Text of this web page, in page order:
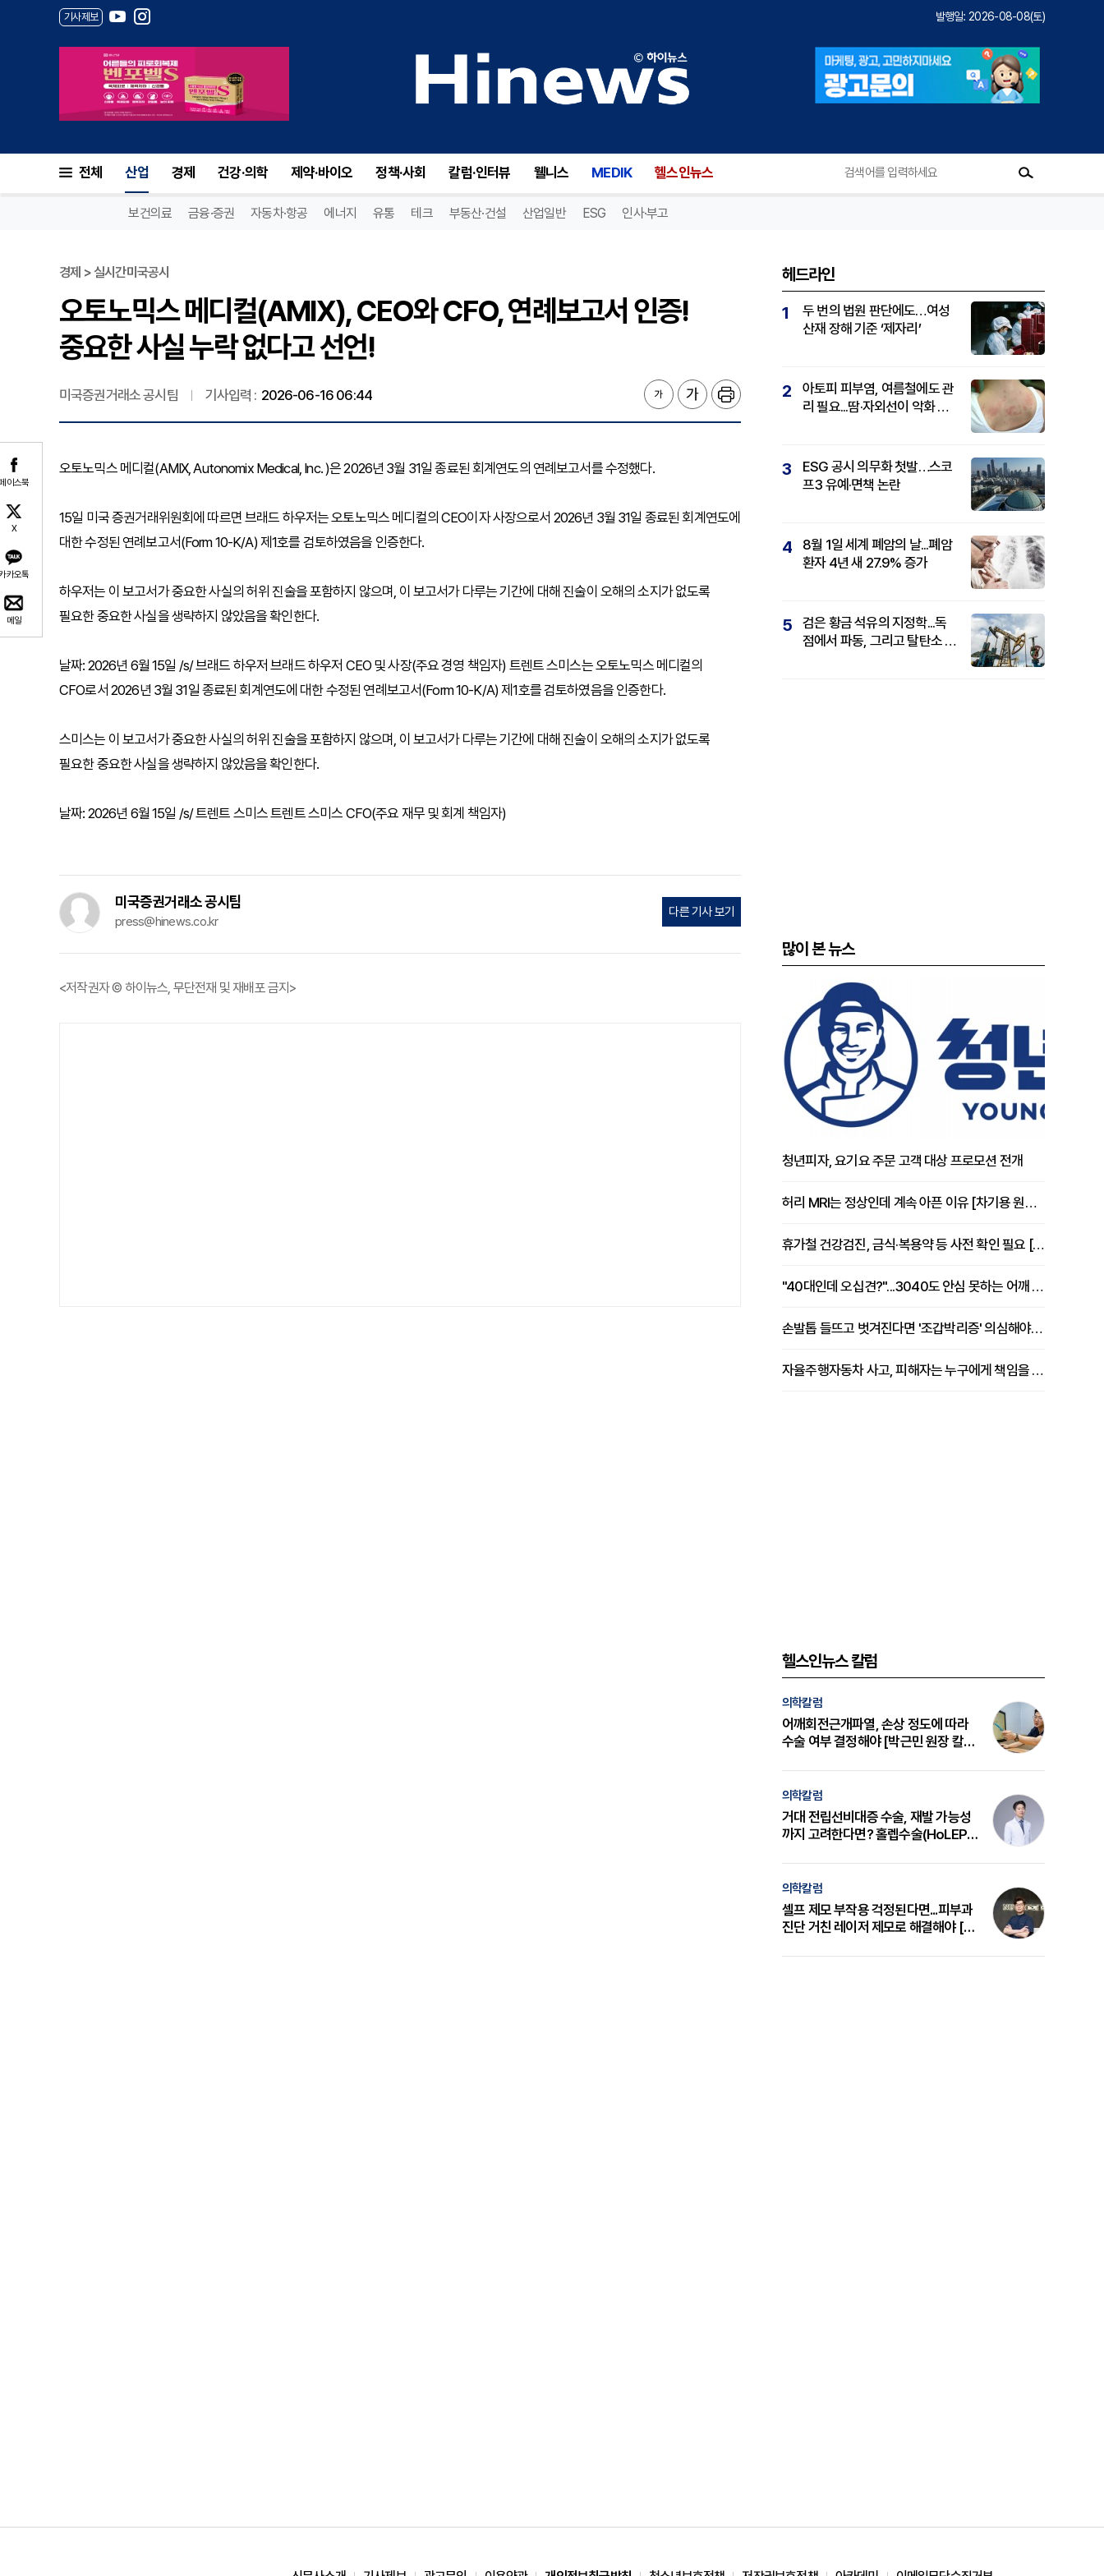
기사제보 발행일: 2026-08-08(토)
전체 산업 경제 건강·의학 제약·바이오 정책·사회 칼럼·인터뷰 웰니스 MEDIK 헬스인뉴스
보건의료 금융·증권 자동차·항공 에너지 유통 테크 부동산·건설 산업일반 ESG 인사·부고
이스북
X
카오톡
메일
경제 > 실시간미국공시
오토노믹스 메디컬(AMIX), CEO와 CFO, 연례보고서 인증!
중요한 사실 누락 없다고 선언!
미국증권거래소 공시팀 기사입력 : 2026-06-16 06:44
오토노믹스 메디컬(AMIX, Autonomix Medical, Inc. )은 2026년 3월 31일 종료된 회계연도의 연례보고서를 수정했다.
15일 미국 증권거래위원회에 따르면 브래드 하우저는 오토노믹스 메디컬의 CEO이자 사장으로서 2026년 3월 31일 종료된 회계연도에
대한 수정된 연례보고서(Form 10-K/A) 제1호를 검토하였음을 인증한다.
하우저는 이 보고서가 중요한 사실의 허위 진술을 포함하지 않으며, 이 보고서가 다루는 기간에 대해 진술이 오해의 소지가 없도록
필요한 중요한 사실을 생략하지 않았음을 확인한다.
날짜: 2026년 6월 15일 /s/ 브래드 하우저 브래드 하우저 CEO 및 사장(주요 경영 책임자) 트렌트 스미스는 오토노믹스 메디컬의
CFO로서 2026년 3월 31일 종료된 회계연도에 대한 수정된 연례보고서(Form 10-K/A) 제1호를 검토하였음을 인증한다.
스미스는 이 보고서가 중요한 사실의 허위 진술을 포함하지 않으며, 이 보고서가 다루는 기간에 대해 진술이 오해의 소지가 없도록
필요한 중요한 사실을 생략하지 않았음을 확인한다.
날짜: 2026년 6월 15일 /s/ 트렌트 스미스 트렌트 스미스 CFO(주요 재무 및 회계 책임자)
미국증권거래소 공시팀
press@hinews.co.kr
다른 기사 보기
<저작권자 © 하이뉴스, 무단전재 및 재배포 금지>
헤드라인
1
두 번의 법원 판단에도…여성
산재 장해 기준 ‘제자리’
2
아토피 피부염, 여름철에도 관
리 필요...땀·자외선이 악화 요
3
ESG 공시 의무화 첫발…스코
프3 유예·면책 논란
4
8월 1일 세계 폐암의 날...폐암
환자 4년 새 27.9% 증가
5
검은 황금 석유의 지정학...독
점에서 파동, 그리고 탈탄소 패
많이 본 뉴스
청년피자, 요기요 주문 고객 대상 프로모션 전개
허리 MRI는 정상인데 계속 아픈 이유 [차기용 원장 칼럼]
휴가철 건강검진, 금식·복용약 등 사전 확인 필요 [정도감 원장 칼럼]
"40대인데 오십견?"...3040도 안심 못하는 어깨 유착성 관절낭염
손발톱 들뜨고 벗겨진다면 '조갑박리증' 의심해야 [김철윤 원장 칼럼]
자율주행자동차 사고, 피해자는 누구에게 책임을 물을 수 있을까
헬스인뉴스 칼럼
의학칼럼
어깨회전근개파열, 손상 정도에 따라
수술 여부 결정해야 [박근민 원장 칼
의학칼럼
거대 전립선비대증 수술, 재발 가능성
까지 고려한다면? 홀렙수술(HoLEP)
의학칼럼
셀프 제모 부작용 걱정된다면...피부과
진단 거친 레이저 제모로 해결해야 [변